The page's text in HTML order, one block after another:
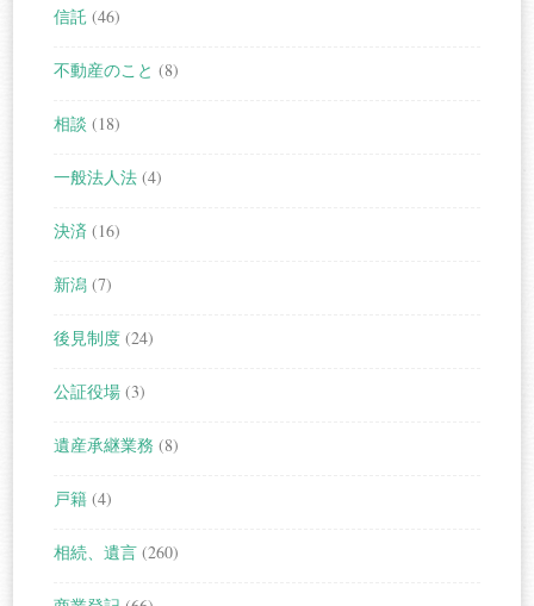
信託 (46)
不動産のこと (8)
相談 (18)
一般法人法 (4)
決済 (16)
新潟 (7)
後見制度 (24)
公証役場 (3)
遺産承継業務 (8)
戸籍 (4)
相続、遺言 (260)